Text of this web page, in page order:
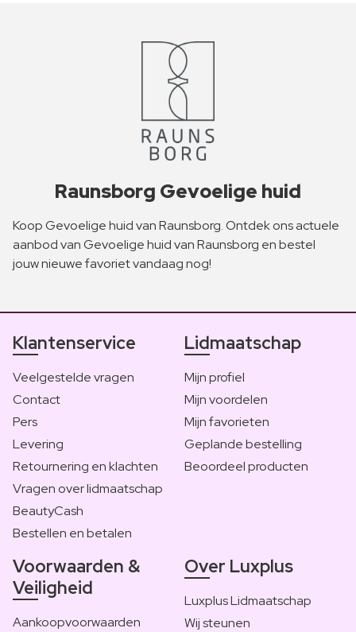
Raunsborg Gevoelige huid
Koop Gevoelige huid van Raunsborg. Ontdek ons actuele
aanbod van Gevoelige huid van Raunsborg en bestel
jouw nieuwe favoriet vandaag nog!
Klantenservice
Veelgestelde vragen
Contact
Pers
Levering
Retournering en klachten
Vragen over lidmaatschap
BeautyCash
Bestellen en betalen
Lidmaatschap
Mijn profiel
Mijn voordelen
Mijn favorieten
Geplande bestelling
Beoordeel producten
Voorwaarden &
Veiligheid
Aankoopvoorwaarden
Over Luxplus
Luxplus Lidmaatschap
Wij steunen